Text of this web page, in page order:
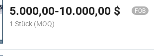
5.000,00-10.000,00 $ FOB
1 Stück (MOQ)